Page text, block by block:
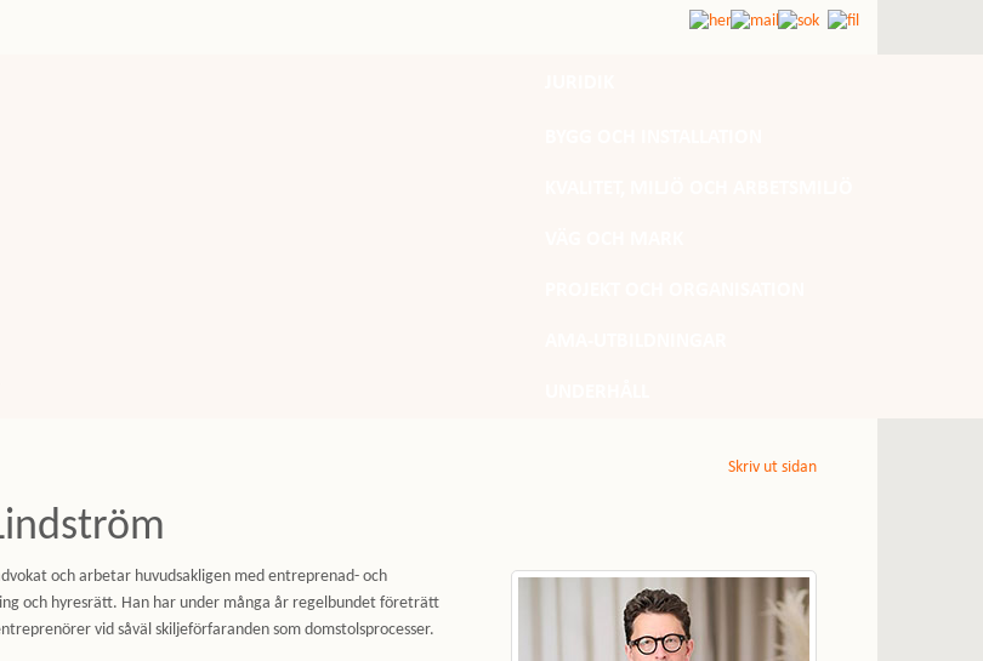
Skriv ut sidan
och arbetar huvudsakligen med entreprenad- och
och hyresrätt. Han har under många år regelbundet företrätt
vid såväl skiljeförfaranden som domstolsprocesser.